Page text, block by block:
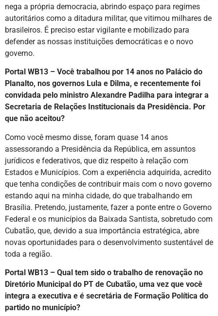
nega a própria democracia, abrindo espaço para regimes
autoritários como a ditadura militar, que vitimou milhares de
brasileiros. É preciso estar vigilante e mobilizado para
defender as nossas instituições democráticas e o novo
governo.
Portal WB13 – Você trabalhou por 14 anos no Palácio do
Planalto, nos governos Lula e Dilma, e recentemente foi
convidada pelo ministro Alexandre Padilha para integrar a
Secretaria de Relações Institucionais da Presidência. Por
que não aceitou?
Como você mesmo disse, foram quase 14 anos
assessorando a Presidência da República, em assuntos
jurídicos e federativos, que diz respeito à relação com
Estados e Municípios. Com a experiência adquirida, acredito
que tenha condições de contribuir mais com o novo governo
estando aqui na minha cidade, do que trabalhando em
Brasília. Pretendo, justamente, fazer a ponte entre o Governo
Federal e os municípios da Baixada Santista, sobretudo com
Cubatão, que, devido a sua importância estratégica, abre
novas oportunidades para o desenvolvimento sustentável de
toda a região.
Portal WB13 – Qual tem sido o trabalho de renovação no
Diretório Municipal do PT de Cubatão, uma vez que você
integra a executiva e é secretária de Formação Política do
partido no município?